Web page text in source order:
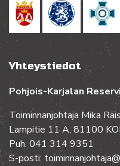
Yhteystiedot
Pohjois-Karjalan
Toiminnanjohtaja Mika
Lampitie 11 A, 81100
Puh. 041 314 9351
S-posti: